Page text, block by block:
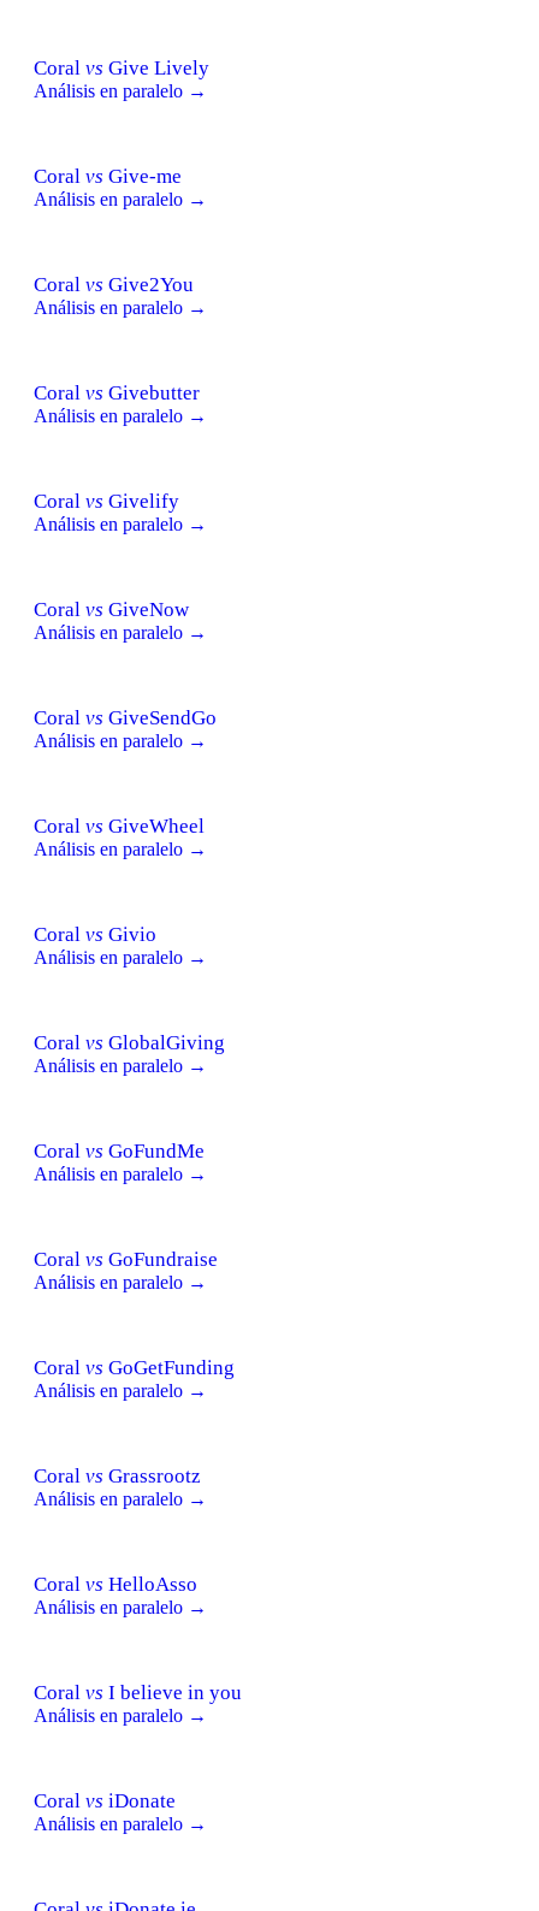
Coral vs Give Lively
Análisis en paralelo →
Coral vs Give-me
Análisis en paralelo →
Coral vs Give2You
Análisis en paralelo →
Coral vs Givebutter
Análisis en paralelo →
Coral vs Givelify
Análisis en paralelo →
Coral vs GiveNow
Análisis en paralelo →
Coral vs GiveSendGo
Análisis en paralelo →
Coral vs GiveWheel
Análisis en paralelo →
Coral vs Givio
Análisis en paralelo →
Coral vs GlobalGiving
Análisis en paralelo →
Coral vs GoFundMe
Análisis en paralelo →
Coral vs GoFundraise
Análisis en paralelo →
Coral vs GoGetFunding
Análisis en paralelo →
Coral vs Grassrootz
Análisis en paralelo →
Coral vs HelloAsso
Análisis en paralelo →
Coral vs I believe in you
Análisis en paralelo →
Coral vs iDonate
Análisis en paralelo →